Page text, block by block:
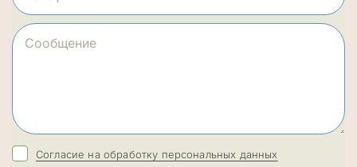
Согласие на обработку персональных данных